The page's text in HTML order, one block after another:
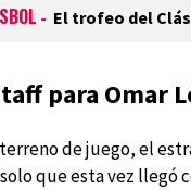
- El trofeo del
para Omar
de juego, el
que esta vez llegó